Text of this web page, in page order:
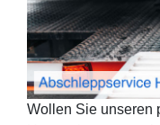
Wollen Sie unseren